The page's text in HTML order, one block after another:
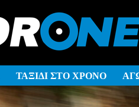
ΤΑΞΙΔΙ ΣΤΟ ΧΡΟΝΟ